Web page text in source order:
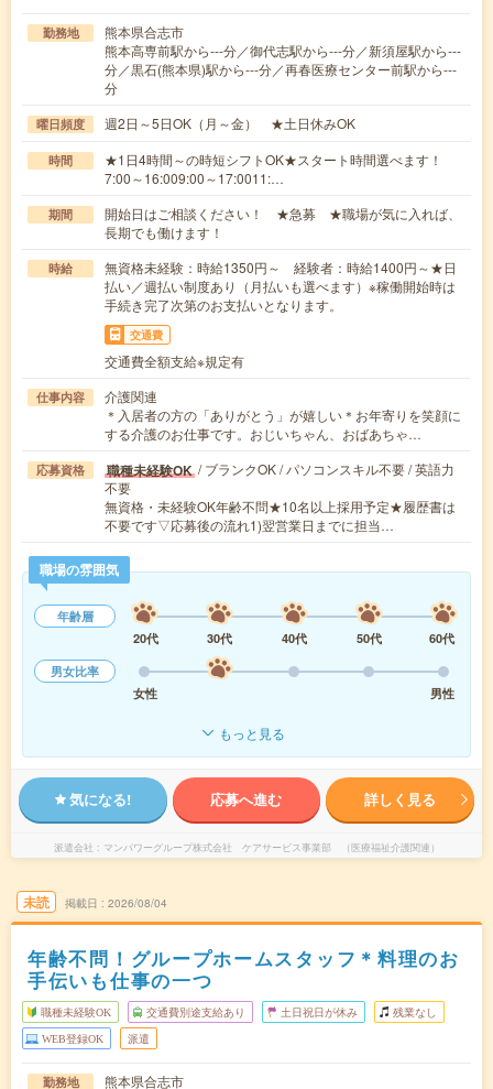
勤務地
熊本県合志市
熊本高専前駅から---分／御代志駅から---分／新須屋駅から---
分／黒石(熊本県)駅から---分／再春医療センター前駅から---
分
曜日頻度 週2日～5日OK（月～金） ★土日休みOK
時間
★1日4時間～の時短シフトOK★スタート時間選べます！
7:00～16:009:00～17:0011:…
期間
開始日はご相談ください！ ★急募 ★職場が気に入れば、
長期でも働けます！
時給
無資格未経験：時給1350円～ 経験者：時給1400円～★日
払い／週払い制度あり（月払いも選べます）※稼働開始時は
手続き完了次第のお支払いとなります。
交通費
交通費全額支給※規定有
仕事内容
介護関連
＊入居者の方の「ありがとう」が嬉しい＊お年寄りを笑顔に
する介護のお仕事です。おじいちゃん、おばあちゃ…
応募資格 職種未経験OK / ブランクOK / パソコンスキル不要 / 英語力
不要
無資格・未経験OK年齢不問★10名以上採用予定★履歴書は
不要です▽応募後の流れ1)翌営業日までに担当…
職場の雰囲気
年齢層
20代
30代 40代 50代
60代
男女比率
女性
男性
もっと見る
気になる! 応募へ進む 詳しく見る
派遣会社 マンパワーグループ株式会社 ケアサービス事業部 （医療福祉介護関連）
未読 掲載日 2026/08/04
年齢不問！グループホームスタッフ＊料理のお
手伝いも仕事の一つ
職種未経験OK 交通費別途支給あり 土日祝日が休み 残業なし
WEB登録OK 派遣
勤務地
熊本県合志市